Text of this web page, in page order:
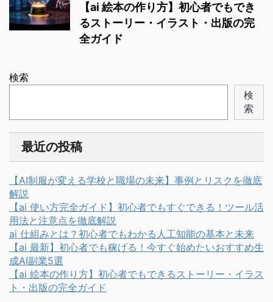
【ai 絵本の作り方】初心者でもでき
るストーリー・イラスト・出版の完
全ガイド
検索
検
索
最近の投稿
【AI制服が変える学校と職場の未来】事例とリスクを徹底
解説
【ai 使い方完全ガイド】初心者でもすぐできる！ツール活
用法と注意点を徹底解説
ai 仕組みとは？初心者でもわかる人工知能の基本と未来
【ai 最新】初心者でも稼げる！今すぐ始めたいおすすめ生
成AI副業5選
【ai 絵本の作り方】初心者でもできるストーリー・イラス
ト・出版の完全ガイド